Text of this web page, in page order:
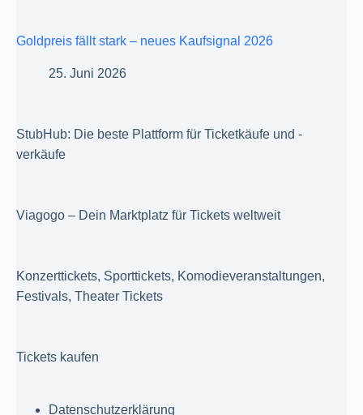
Goldpreis fällt stark – neues Kaufsignal 2026
25. Juni 2026
StubHub: Die beste Plattform für Ticketkäufe und -
verkäufe
Viagogo – Dein Marktplatz für Tickets weltweit
Konzerttickets, Sporttickets, Komodieveranstaltungen,
Festivals, Theater Tickets
Tickets kaufen
Datenschutzerklärung